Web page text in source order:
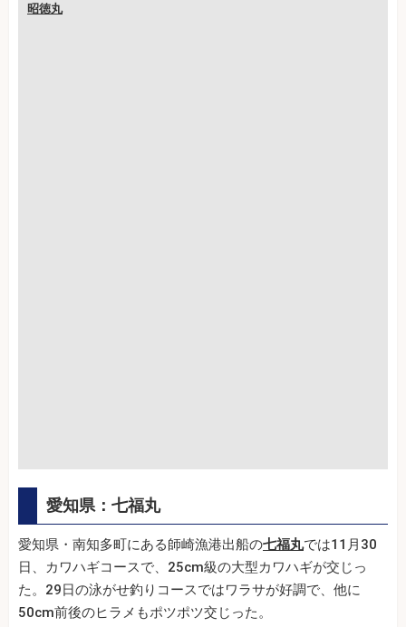
昭徳丸
愛知県：七福丸
愛知県・南知多町にある師崎漁港出船の七福丸では11月30
日、カワハギコースで、25cm級の大型カワハギが交じっ
た。29日の泳がせ釣りコースではワラサが好調で、他に
50cm前後のヒラメもポツポツ交じった。